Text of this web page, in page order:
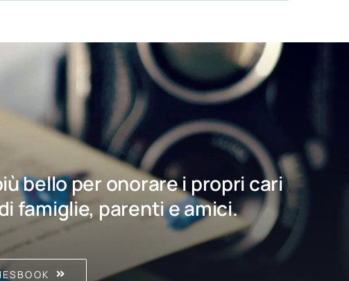
bello per onorare i propri cari
famiglie, parenti e amici.